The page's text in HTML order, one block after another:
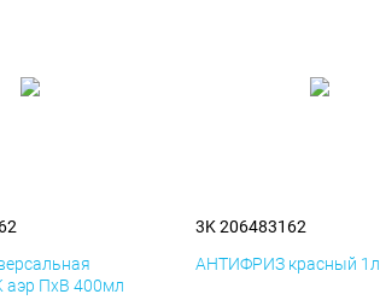
аэр ПхВ 400мл
3K 206483162
АНТИФРИЗ красный 1л.